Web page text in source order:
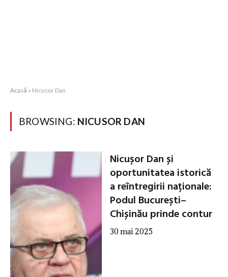
Acasă » Nicusor Dan
BROWSING: NICUSOR DAN
Nicușor Dan și
oportunitatea istorică
a reîntregirii naționale:
Podul București–
Chișinău prinde contur
30 mai 2025